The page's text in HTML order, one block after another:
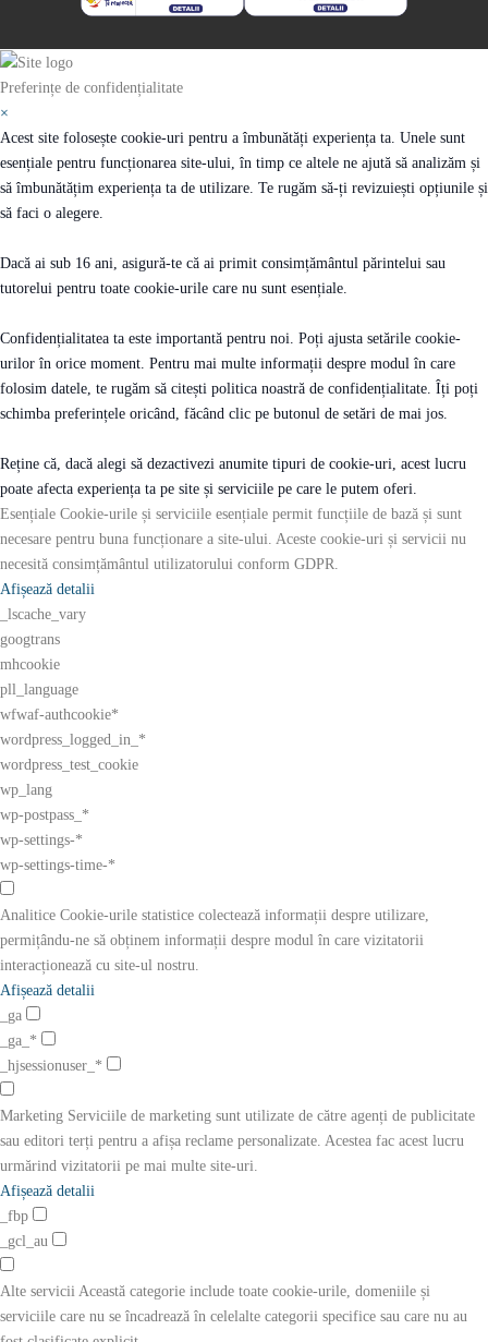
Preferințe de confidențialitate
×
Acest site folosește cookie-uri pentru a îmbunătăți experiența ta. Unele sunt
esențiale pentru funcționarea site-ului, în timp ce altele ne ajută să analizăm și
să îmbunătățim experiența ta de utilizare. Te rugăm să-ți revizuiești opțiunile și
să faci o alegere.
Dacă ai sub 16 ani, asigură-te că ai primit consimțământul părintelui sau
tutorelui pentru toate cookie-urile care nu sunt esențiale.
Confidențialitatea ta este importantă pentru noi. Poți ajusta setările cookie-
urilor în orice moment. Pentru mai multe informații despre modul în care
folosim datele, te rugăm să citești politica noastră de confidențialitate. Îți poți
schimba preferințele oricând, făcând clic pe butonul de setări de mai jos.
Reține că, dacă alegi să dezactivezi anumite tipuri de cookie-uri, acest lucru
poate afecta experiența ta pe site și serviciile pe care le putem oferi.
Esențiale Cookie-urile și serviciile esențiale permit funcțiile de bază și sunt
necesare pentru buna funcționare a site-ului. Aceste cookie-uri și servicii nu
necesită consimțământul utilizatorului conform GDPR.
Afișează detalii
_lscache_vary
googtrans
mhcookie
pll_language
wfwaf-authcookie*
wordpress_logged_in_*
wordpress_test_cookie
wp_lang
wp-postpass_*
wp-settings-*
wp-settings-time-*
Analitice Cookie-urile statistice colectează informații despre utilizare,
permițându-ne să obținem informații despre modul în care vizitatorii
interacționează cu site-ul nostru.
Afișează detalii
_ga
_ga_*
_hjsessionuser_*
Marketing Serviciile de marketing sunt utilizate de către agenți de publicitate
sau editori terți pentru a afișa reclame personalizate. Acestea fac acest lucru
urmărind vizitatorii pe mai multe site-uri.
Afișează detalii
_fbp
_gcl_au
Alte servicii Această categorie include toate cookie-urile, domeniile și
serviciile care nu se încadrează în celelalte categorii specifice sau care nu au